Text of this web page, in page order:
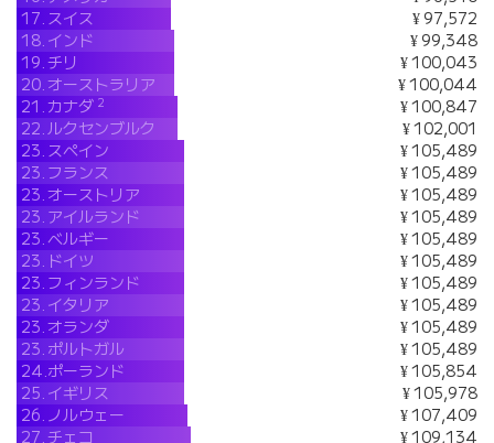
17. スイス
¥ 97,572
18. インド
¥ 99,348
19.チリ
¥ 100,043
20.オーストラリア
¥ 100,044
21.カナダ 2
¥ 100,847
22.ルクセンブルク
¥ 102,001
23. スペイン
¥ 105,489
23. フランス
¥ 105,489
23.オーストリア
¥ 105,489
23. アイルランド
¥ 105,489
23.ベルギー
¥ 105,489
23. ドイツ
¥ 105,489
23. フィンランド
¥ 105,489
23. イタリア
¥ 105,489
23.オランダ
¥ 105,489
23. ポルトガル
¥ 105,489
24.ポーランド
¥ 105,854
25. イギリス
¥ 105,978
26. ノルウェー
¥ 107,409
27.チェコ
¥ 109,134